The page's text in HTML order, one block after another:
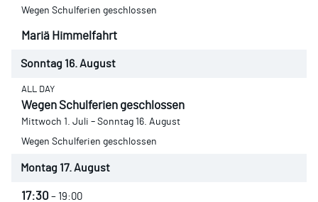
Wegen Schulferien geschlossen
Mariä Himmelfahrt
Sonntag 16. August
ALL DAY
Wegen Schulferien geschlossen
Mittwoch 1. Juli – Sonntag 16. August
Wegen Schulferien geschlossen
Montag 17. August
17:30 – 19:00